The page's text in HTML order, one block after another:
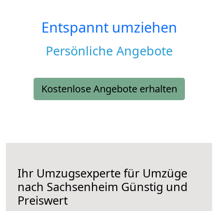
Entspannt umziehen
Persönliche Angebote
Kostenlose Angebote erhalten
Ihr Umzugsexperte für Umzüge
nach Sachsenheim Günstig und
Preiswert